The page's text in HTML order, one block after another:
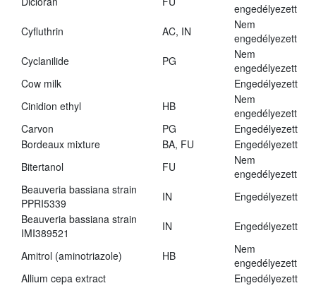
engedélyezett
Cyfluthrin
AC, IN
Nem
engedélyezett
Cyclanilide
PG
Nem
engedélyezett
Cow milk
Engedélyezett
Cinidion ethyl
HB
Nem
engedélyezett
Carvon
PG
Engedélyezett
Bordeaux mixture
BA, FU
Engedélyezett
Bitertanol
FU
Nem
engedélyezett
Beauveria bassiana strain
PPRI5339
IN
Engedélyezett
Beauveria bassiana strain
IMI389521
IN Engedélyezett
Amitrol (aminotriazole) HB
Nem
engedélyezett
Allium cepa extract
Engedélyezett